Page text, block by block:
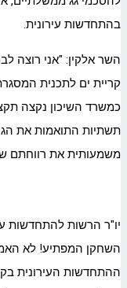
בהתחדשות עירונית.
השר אלקין: "אני רוצה
קריית ים לתכנית
כמשרד השיכון נקצה
תשתיות התואמות את
משמעותית את רווחתם
יו"ר הרשות להתחדשות
השחקן המפתיע! לא
ההתחדשות העירונית